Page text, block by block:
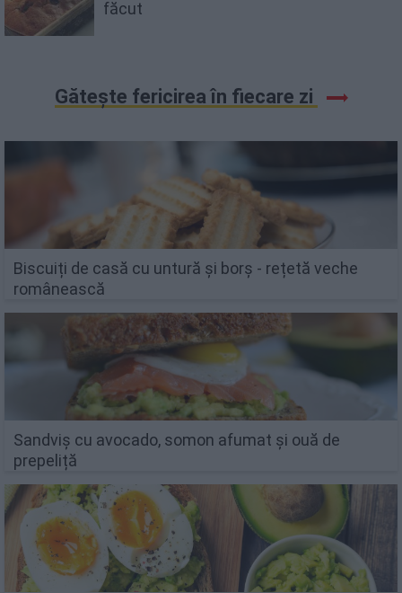
făcut
Gătește fericirea în fiecare zi
Biscuiți de casă cu untură și borș - rețetă veche
românească
Sandviș cu avocado, somon afumat și ouă de
prepeliță